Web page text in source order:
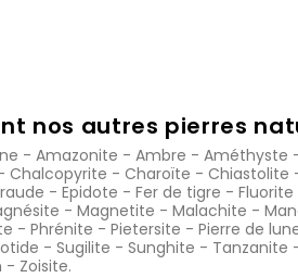
nos autres pierres
- Amazonite - Ambre - Améthyste
Chalcopyrite - Charoïte - Chiastolite
- Epidote - Fer de tigre - Fluorite
- Magnetite - Malachite -
- Phrénite - Pietersite - Pierre de
- Sugilite - Sunghite - Tanzanite
- Zoisite.